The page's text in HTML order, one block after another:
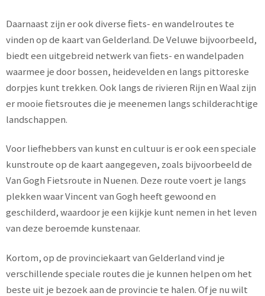
Daarnaast zijn er ook diverse fiets- en wandelroutes te
vinden op de kaart van Gelderland. De Veluwe bijvoorbeeld,
biedt een uitgebreid netwerk van fiets- en wandelpaden
waarmee je door bossen, heidevelden en langs pittoreske
dorpjes kunt trekken. Ook langs de rivieren Rijn en Waal zijn
er mooie fietsroutes die je meenemen langs schilderachtige
landschappen.
Voor liefhebbers van kunst en cultuur is er ook een speciale
kunstroute op de kaart aangegeven, zoals bijvoorbeeld de
Van Gogh Fietsroute in Nuenen. Deze route voert je langs
plekken waar Vincent van Gogh heeft gewoond en
geschilderd, waardoor je een kijkje kunt nemen in het leven
van deze beroemde kunstenaar.
Kortom, op de provinciekaart van Gelderland vind je
verschillende speciale routes die je kunnen helpen om het
beste uit je bezoek aan de provincie te halen. Of je nu wilt